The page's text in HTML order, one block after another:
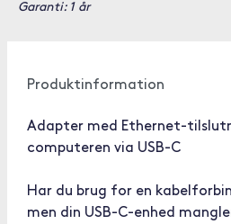
Garanti: 1 år
Produktinformation
Adapter med Ethernet-
computeren via USB-C
Har du brug for en
men din USB-C-enhed